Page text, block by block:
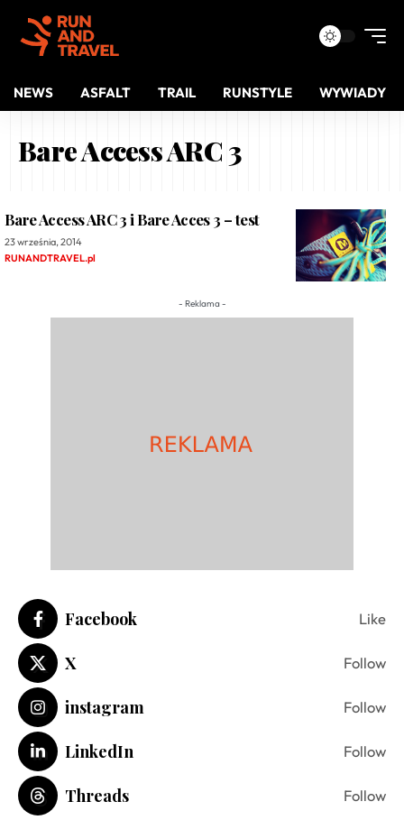
NEWS ASFALT TRAIL RUNSTYLE WYWIADY
Bare Access ARC 3
Bare Access ARC 3 i Bare Acces 3 – test
23 września, 2014
RUNANDTRAVEL.pl
- Reklama -
Facebook Like
X Follow
instagram Follow
LinkedIn Follow
Threads Follow